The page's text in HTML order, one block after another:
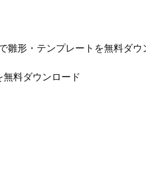
雛形・テンプレートを無料ダウ
料ダウンロード